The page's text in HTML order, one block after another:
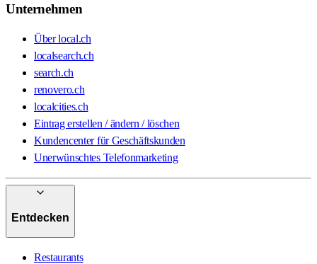
Unternehmen
Über local.ch
localsearch.ch
search.ch
renovero.ch
localcities.ch
Eintrag erstellen / ändern / löschen
Kundencenter für Geschäftskunden
Unerwünschtes Telefonmarketing
Entdecken
Restaurants